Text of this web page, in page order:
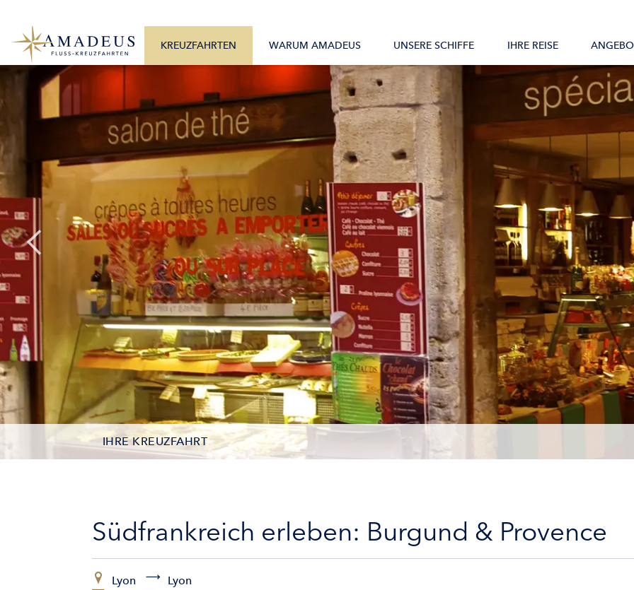
IHRE KREUZFAHRT
Südfrankreich erleben: Burgund & Provence
Lyon
Lyon
KREUZFAHRTEN WARUM AMADEUS UNSERE SCHIFFE IHRE REISE
Alle Monate Mo. – Fr. 9:30 – 17:30 Uhr